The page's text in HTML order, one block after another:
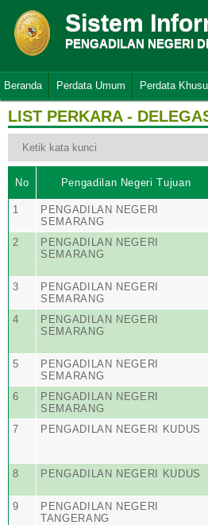
Sistem
PENGADILAN NEGERI
Beranda Perdata Umum Perdata
LIST PERKARA -
No Pengadilan Negeri Tujuan
1
PENGADILAN NEGERI
SEMARANG
2
PENGADILAN NEGERI
SEMARANG
3
PENGADILAN NEGERI
SEMARANG
4
PENGADILAN NEGERI
SEMARANG
5
PENGADILAN NEGERI
SEMARANG
6
PENGADILAN NEGERI
SEMARANG
7 PENGADILAN NEGERI KUDUS
8 PENGADILAN NEGERI KUDUS
9
PENGADILAN NEGERI
TANGERANG